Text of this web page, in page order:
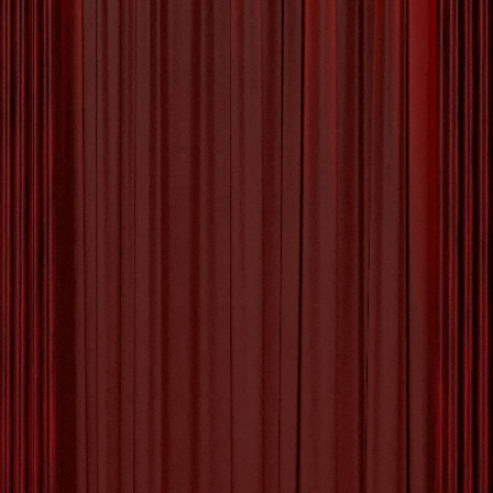
Verdiep je in de Helende
Kracht: Workshop Healing
voor Innerlijke Balans
Workshop Healing: Ontdek de Kracht van
Helende Energie Healing is een eeuwenoude
praktijk die gericht is op het herstellen van balans
en harmonie in lichaam, geest en ziel.
Tegenwoordig wint healing steeds meer aan
populariteit als een holistische benadering van
gezondheid en welzijn. Een workshop healing
kan een unieke gelegenheid bieden om kennis te
maken
Tagged with: alternatieve geneeswijzen ontdekken
Berichten
paginering
Volgende